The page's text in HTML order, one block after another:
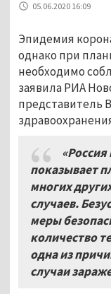
05.06.2020 16:09
Эпидемия
однако при
необходимо
заявила РИА
представитель
показывает
многих
случаев.
меры
количество
одна из
случаи